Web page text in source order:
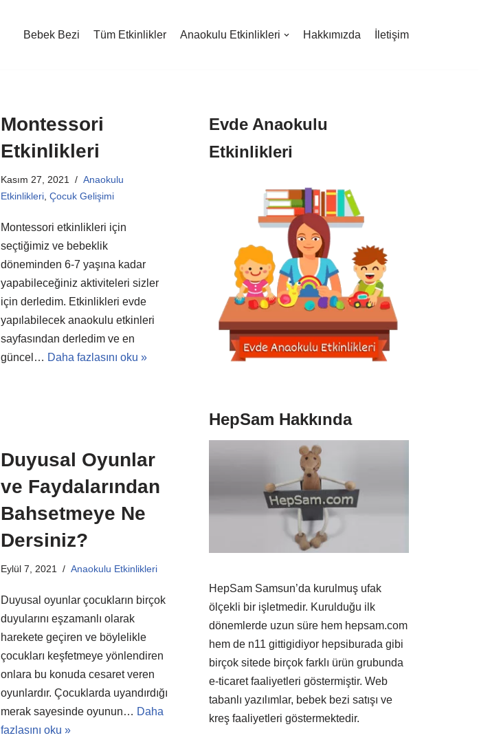
Bebek Bezi Tüm Etkinlikler Anaokulu Etkinlikleri Hakkımızda İletişim
Montessori
Etkinlikleri
Kasım 27, 2021
Anaokulu
Etkinlikleri, Çocuk Gelişimi
Montessori etkinlikleri için
seçtiğimiz ve bebeklik
döneminden 6-7 yaşına kadar
yapabileceğiniz aktiviteleri sizler
için derledim. Etkinlikleri evde
yapılabilecek anaokulu etkinleri
sayfasından derledim ve en
güncel… Daha fazlasını oku »
Duyusal Oyunlar
ve Faydalarından
Bahsetmeye Ne
Dersiniz?
Eylül 7, 2021 Anaokulu Etkinlikleri
Duyusal oyunlar çocukların birçok
duyularını eşzamanlı olarak
harekete geçiren ve böylelikle
çocukları keşfetmeye yönlendiren
onlara bu konuda cesaret veren
oyunlardır. Çocuklarda uyandırdığı
merak sayesinde oyunun… Daha
fazlasını oku »
Evde Anaokulu
Etkinlikleri
HepSam Hakkında
HepSam Samsun’da kurulmuş ufak
ölçekli bir işletmedir. Kurulduğu ilk
dönemlerde uzun süre hem hepsam.com
hem de n11 gittigidiyor hepsiburada gibi
birçok sitede birçok farklı ürün grubunda
e-ticaret faaliyetleri göstermiştir. Web
tabanlı yazılımlar, bebek bezi satışı ve
kreş faaliyetleri göstermektedir.